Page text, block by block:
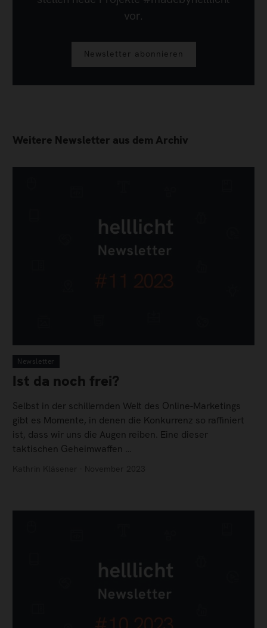
vor.
Newsletter abonnieren
Weitere Newsletter aus dem Archiv
Newsletter
Ist da noch frei?
Selbst in der schillernden Welt des Online-Marketings
gibt es Momente, in denen die Konkurrenz so raffiniert
ist, dass wir uns die Augen reiben. Eine dieser
taktischen Geheimwaffen …